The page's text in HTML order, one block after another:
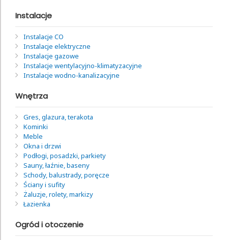
Instalacje
Instalacje CO
Instalacje elektryczne
Instalacje gazowe
Instalacje wentylacyjno-klimatyzacyjne
Instalacje wodno-kanalizacyjne
Wnętrza
Gres, glazura, terakota
Kominki
Meble
Okna i drzwi
Podłogi, posadzki, parkiety
Sauny, łaźnie, baseny
Schody, balustrady, poręcze
Ściany i sufity
Żaluzje, rolety, markizy
Łazienka
Ogród i otoczenie